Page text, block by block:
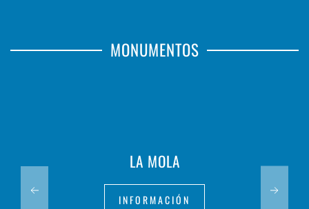
MONUMENTOS
LA MOLA
INFORMACIÓN